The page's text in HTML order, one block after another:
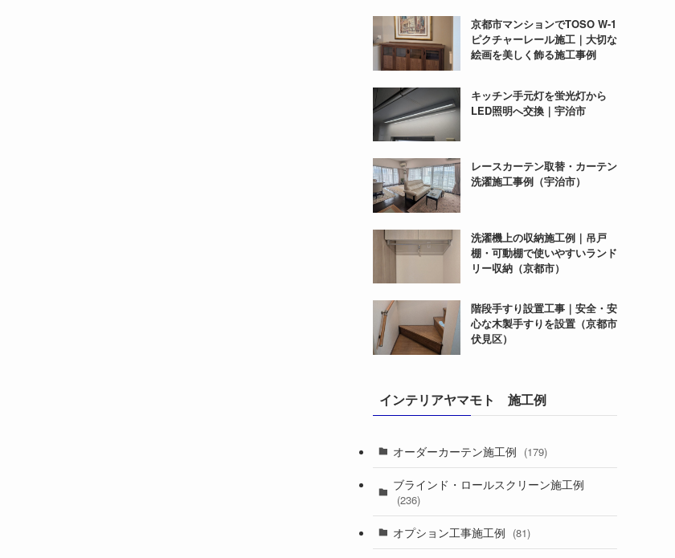
京都市マンションでTOSO W-1
ピクチャーレール施工｜大切な
絵画を美しく飾る施工事例
キッチン手元灯を蛍光灯から
LED照明へ交換｜宇治市
レースカーテン取替・カーテン
洗濯施工事例（宇治市）
洗濯機上の収納施工例｜吊戸
棚・可動棚で使いやすいランド
リー収納（京都市）
階段手すり設置工事｜安全・安
心な木製手すりを設置（京都市
伏見区）
インテリアヤマモト 施工例
オーダーカーテン施工例 (179)
ブラインド・ロールスクリーン施工例
(236)
オプション工事施工例 (81)